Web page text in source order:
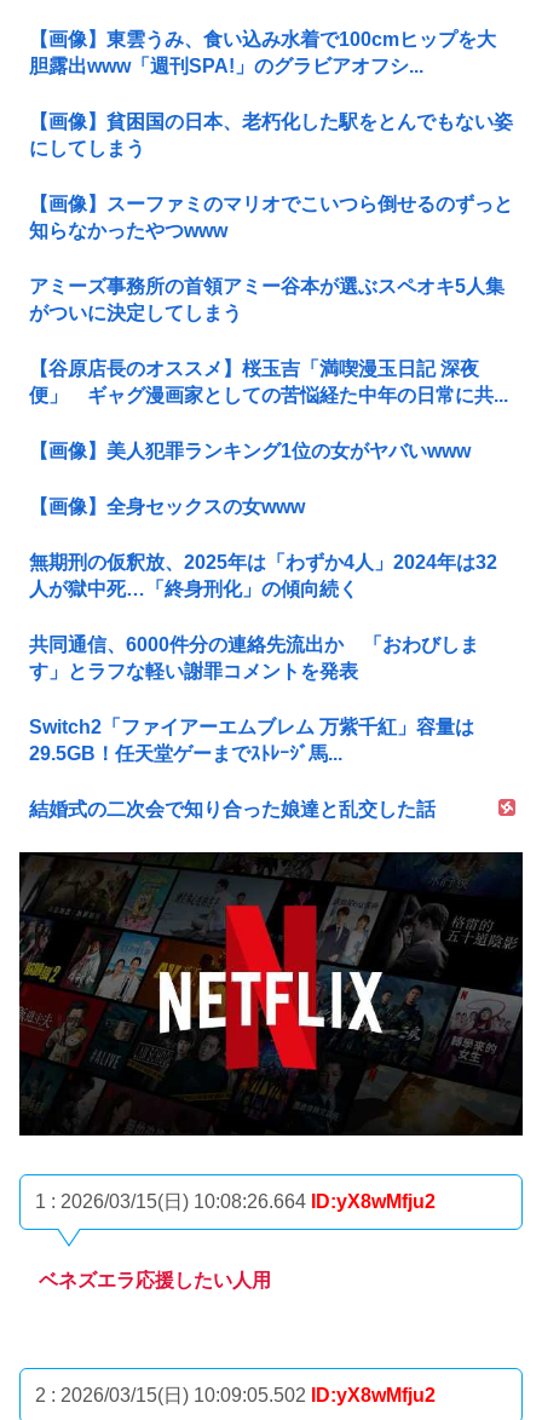
【画像】東雲うみ、食い込み水着で100cmヒップを大
胆露出www「週刊SPA!」のグラビアオフシ...
【画像】貧困国の日本、老朽化した駅をとんでもない姿
にしてしまう
【画像】スーファミのマリオでこいつら倒せるのずっと
知らなかったやつwww
アミーズ事務所の首領アミー谷本が選ぶスペオキ5人集
がついに決定してしまう
【谷原店長のオススメ】桜玉吉「満喫漫玉日記 深夜
便」 ギャグ漫画家としての苦悩経た中年の日常に共...
【画像】美人犯罪ランキング1位の女がヤバいwww
【画像】全身セックスの女www
無期刑の仮釈放、2025年は「わずか4人」2024年は32
人が獄中死…「終身刑化」の傾向続く
共同通信、6000件分の連絡先流出か 「おわびしま
す」とラフな軽い謝罪コメントを発表
Switch2「ファイアーエムブレム 万紫千紅」容量は
29.5GB！任天堂ゲーまでｽﾄﾚｰｼﾞ馬...
結婚式の二次会で知り合った娘達と乱交した話
1 : 2026/03/15(日) 10:08:26.664 ID:yX8wMfju2
ベネズエラ応援したい人用
2 : 2026/03/15(日) 10:09:05.502 ID:yX8wMfju2